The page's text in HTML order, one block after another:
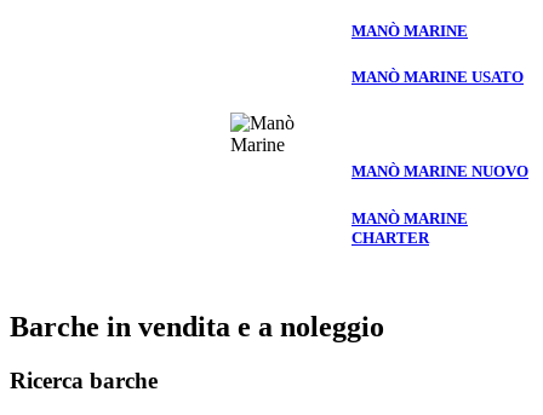
MANÒ MARINE
MANÒ MARINE USATO
MANÒ MARINE NUOVO
MANÒ MARINE
CHARTER
Barche in vendita e a noleggio
Ricerca barche